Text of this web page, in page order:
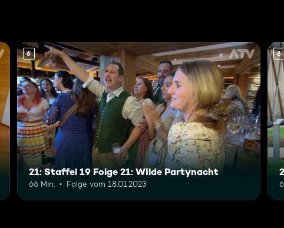
6
21: Staffel 19 Folge 21: Wilde Partynacht
66 Min. Folge vom 18.01.2023
6